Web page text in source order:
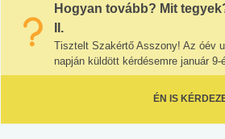
Hogyan tovább? Mit
II.
Tisztelt Szakértő Asszony! Az óév
napján küldött kérdésemre január 9-
ÉN IS